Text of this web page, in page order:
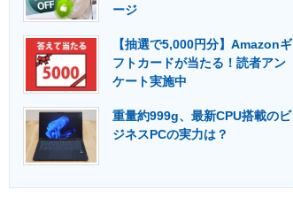
ージ
【抽選で5,000円分】Amazonギ
フトカードが当たる！読者アン
ケート実施中
重量約999g、最新CPU搭載のビ
ジネスPCの実力は？